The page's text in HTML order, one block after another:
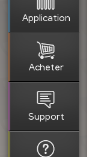
Application
Acheter
Support